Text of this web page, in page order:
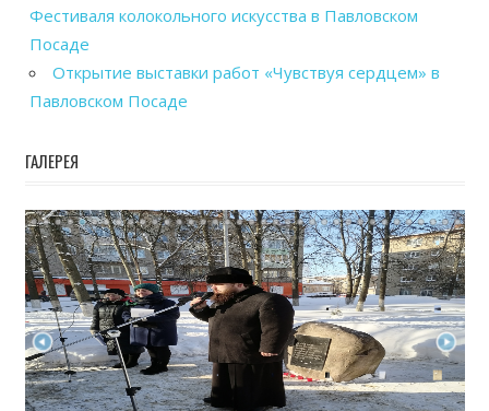
Фестиваля колокольного искусства в Павловском
Посаде
Открытие выставки работ «Чувствуя сердцем» в
Павловском Посаде
ГАЛЕРЕЯ